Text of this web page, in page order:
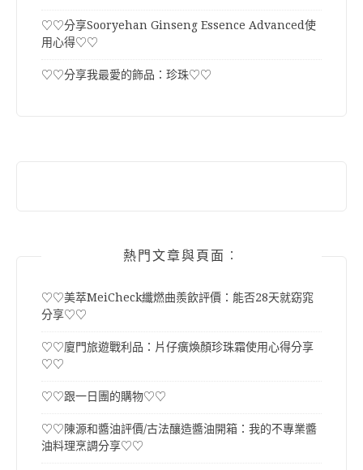
♡♡分享Sooryehan Ginseng Essence Advanced使
用心得♡♡
♡♡分享我最愛的飾品：珍珠♡♡
熱門文章與頁面︰
♡♡美萃MeiCheck纖燃曲羨飲評價：能否28天就窈窕
分享♡♡
♡♡廈門旅遊戰利品：片仔癀煥顏珍珠霜使用心得分享
♡♡
♡♡跟一日團的購物♡♡
♡♡陳源和醬油評價/古法釀造醬油開箱：我的不專業醬
油料理烹調分享♡♡